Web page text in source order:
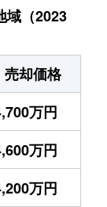
域（2023
売却価格
万円
万円
万円